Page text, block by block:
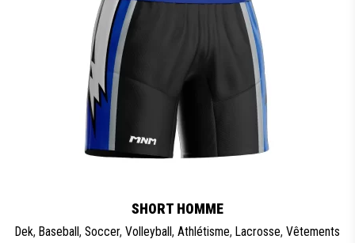
SHORT HOMME
Dek, Baseball, Soccer, Volleyball, Athlétisme, Lacrosse, Vêtements